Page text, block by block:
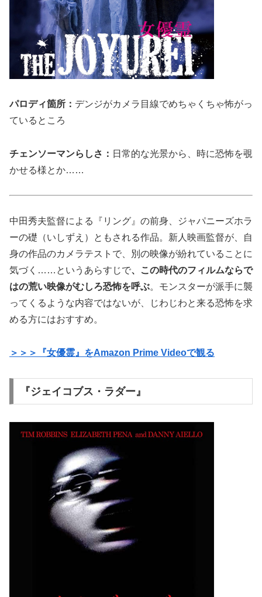
パロディ箇所： デンジがカメラ目線でめちゃくちゃ怖がっ
ているところ
チェンソーマンらしさ： 日常的な光景から、時に恐怖を覗
かせる様とか……
中田秀夫監督による『リング』の前身、ジャパニーズホラ
ーの礎（いしずえ）ともされる作品。新人映画監督が、自
身の作品のカメラテストで、別の映像が紛れていることに
気づく……というあらすじで、この時代のフィルムならで
はの荒い映像がむしろ恐怖を呼ぶ。モンスターが派手に襲
ってくるような内容ではないが、じわじわと来る恐怖を求
める方にはおすすめ。
＞＞＞『女優霊』をAmazon Prime Videoで観る
『ジェイコブス・ラダー』